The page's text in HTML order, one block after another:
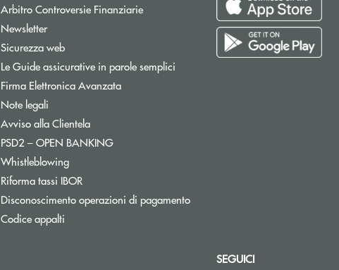
Arbitro Controversie FinanziarieApre una nuova finestra
NewsletterApre una nuova finestra
Sicurezza web
Le Guide assicurative in parole semplici
Firma Elettronica Avanzata
Note legali
Avviso alla Clientela
PSD2 – OPEN BANKINGApre una nuova finestra
WhistleblowingApre una nuova finestra
Riforma tassi IBOR
Disconoscimento operazioni di pagamento
Codice appalti
SEGUICI